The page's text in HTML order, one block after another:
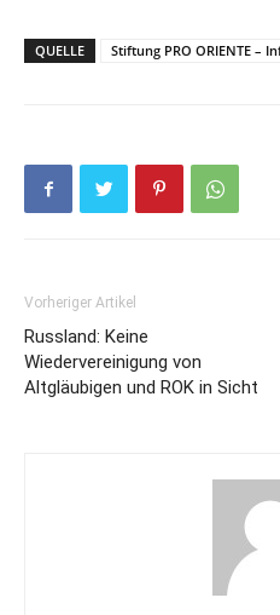
QUELLE Stiftung PRO ORIENTE –
Vorheriger Artikel
Russland: Keine
Wiedervereinigung von
Altgläubigen und ROK in Sicht